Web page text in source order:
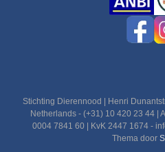
Stichting Dierennood | Henri
Netherlands - (+31) 10 420 23 44 |
0004 7841 60 | KvK 2447 1674 -
Thema door